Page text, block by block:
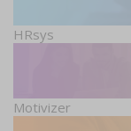
HRsys
Motivizer